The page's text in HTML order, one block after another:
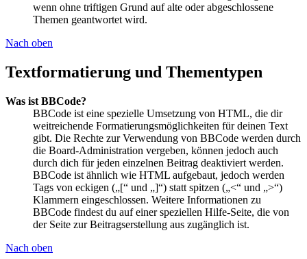
wenn ohne triftigen Grund auf alte oder abgeschlossene
Themen geantwortet wird.
Nach oben
Textformatierung und Thementypen
Was ist BBCode?
BBCode ist eine spezielle Umsetzung von HTML, die dir
weitreichende Formatierungsmöglichkeiten für deinen Text
gibt. Die Rechte zur Verwendung von BBCode werden durch
die Board-Administration vergeben, können jedoch auch
durch dich für jeden einzelnen Beitrag deaktiviert werden.
BBCode ist ähnlich wie HTML aufgebaut, jedoch werden
Tags von eckigen („[“ und „]“) statt spitzen („<“ und „>“)
Klammern eingeschlossen. Weitere Informationen zu
BBCode findest du auf einer speziellen Hilfe-Seite, die von
der Seite zur Beitragserstellung aus zugänglich ist.
Nach oben